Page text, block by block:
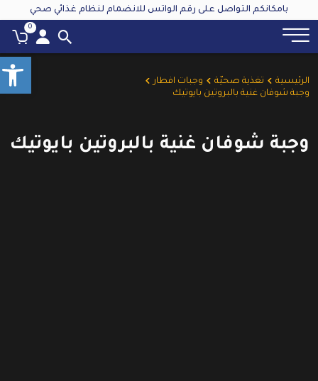
بامكانكم التواصل على رقم الواتس للانضمام لنظام غذائي صحي
0
الرئيسية تغذية صحيّة
وجبات افطار
وجبة شوفان غنية بالبروتين بايوتيك
وجبة شوفان غنية بالبروتين بايوتيك